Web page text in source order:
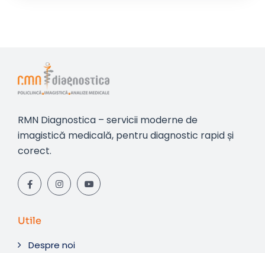
RMN Diagnostica – servicii moderne de
imagistică medicală, pentru diagnostic rapid și
corect.
Utile
Despre noi